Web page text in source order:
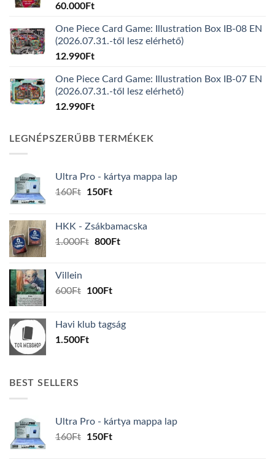
60.000Ft
One Piece Card Game: Illustration Box IB-08 EN
(2026.07.31.-től lesz elérhető)
12.990Ft
One Piece Card Game: Illustration Box IB-07 EN
(2026.07.31.-től lesz elérhető)
12.990Ft
LEGNÉPSZERŰBB TERMÉKEK
Ultra Pro - kártya mappa lap
160Ft
Original
160Ft.
150FtCurrent
150Ft.
HKK - Zsákbamacska
1.000Ft Original
800FtCurrent
Villein
600Ft
Original
600Ft.
100FtCurrent
100Ft.
Havi klub tagság
1.500Ft
BEST SELLERS
Ultra Pro - kártya mappa lap
160Ft
Original
150FtCurrent